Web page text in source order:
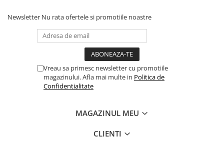
Newsletter Nu rata ofertele si promotiile noastre
Vreau sa primesc newsletter cu promotiile
magazinului. Afla mai multe in Politica de
Confidentialitate
MAGAZINUL MEU
CLIENTI